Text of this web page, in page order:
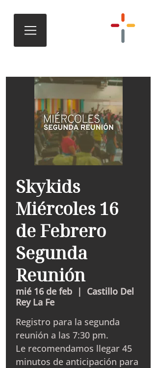
Skykids
Miércoles 16
de Febrero
Segunda
Reunión
mié 16 de feb
  |
Castillo Del
Rey La Fe
Registro para la segunda
reunión a las 7:30 pm.
Le recomendamos llegar 45
minutos de anticipación para